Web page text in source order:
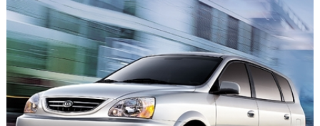
Electriques
Utilitaires
Flottes
Auto